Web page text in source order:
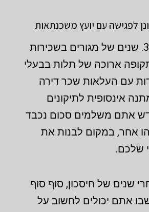
הגעתם לגיל 39. שנים של מגורים בשכירות
ארוכה של תלות בבעלי
עם העלאות שכר דירה
אינסופית לתיקונים
אתם משלמים סכום נכבד
אחר, במקום לבנות את
שלכם.
שנים של חיסכון, סוף סוף
אתם יכולים לחשוב על